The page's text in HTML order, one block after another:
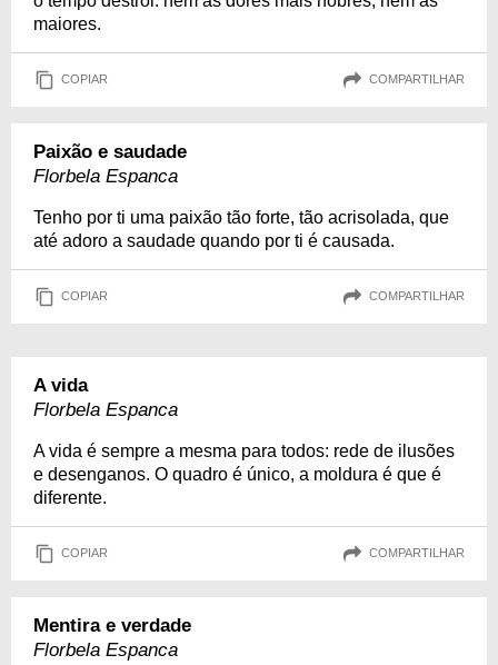
maiores.
COPIAR COMPARTILHAR
Paixão e saudade
Florbela Espanca
Tenho por ti uma paixão tão forte, tão acrisolada, que
até adoro a saudade quando por ti é causada.
COPIAR COMPARTILHAR
A vida
Florbela Espanca
A vida é sempre a mesma para todos: rede de ilusões
e desenganos. O quadro é único, a moldura é que é
diferente.
COPIAR COMPARTILHAR
Mentira e verdade
Florbela Espanca